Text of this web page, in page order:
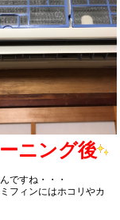
ニング後
ですね・・・
フィンにはホコリやカ